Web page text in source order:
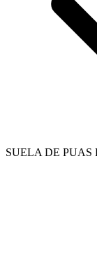
SUELA DE PUAS